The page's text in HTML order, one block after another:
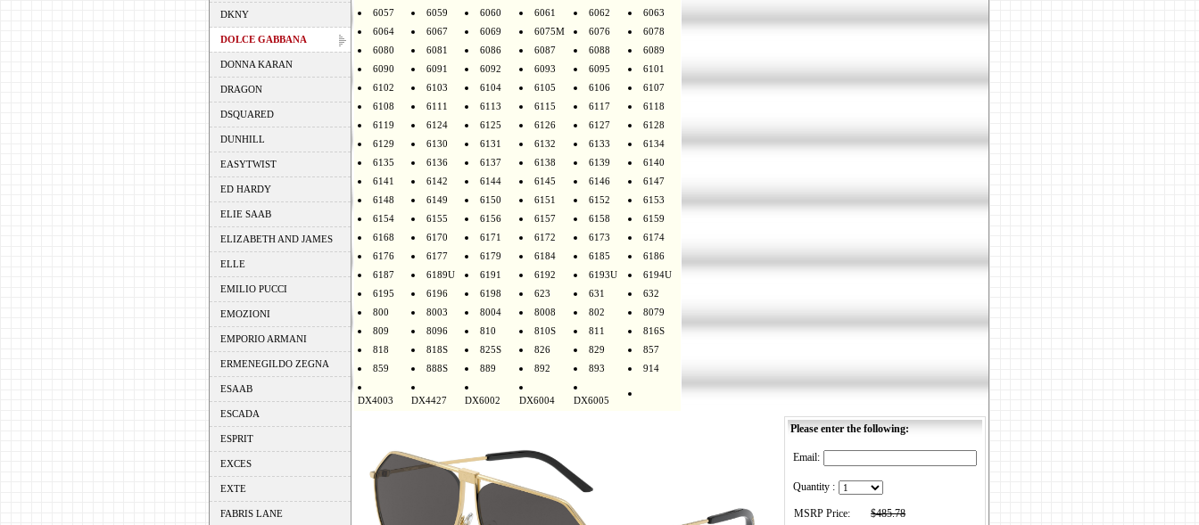
DKNY
DOLCE GABBANA
DONNA KARAN
DRAGON
DSQUARED
DUNHILL
EASYTWIST
ED HARDY
ELIE SAAB
ELIZABETH AND JAMES
ELLE
EMILIO PUCCI
EMOZIONI
EMPORIO ARMANI
ERMENEGILDO ZEGNA
ESAAB
ESCADA
ESPRIT
EXCES
EXTE
FABRIS LANE
6057
6059 6060 6061 6062
6063
6064
6067 6069 6075M 6076
6078
6080
6081 6086 6087 6088
6089
6090
6091 6092 6093 6095
6101
6102
6103 6104 6105 6106
6107
6108
6111 6113 6115 6117
6118
6119
6124 6125 6126 6127
6128
6129
6130 6131 6132 6133
6134
6135
6136 6137 6138 6139
6140
6141
6142 6144 6145 6146
6147
6148
6149 6150 6151 6152
6153
6154
6155 6156 6157 6158
6159
6168
6170 6171 6172 6173
6174
6176
6177 6179 6184 6185
6186
6187
6189U 6191 6192 6193U
6194U
6195
6196 6198 623 631
632
800
8003 8004 8008 802
8079
809
8096 810 810S 811
816S
818
818S 825S 826 829
857
859
888S 889 892 893 914
DX4003 DX4427 DX6002 DX6004 DX6005
Please enter the following:
Email:
Quantity :
MSRP Price:
$485.78